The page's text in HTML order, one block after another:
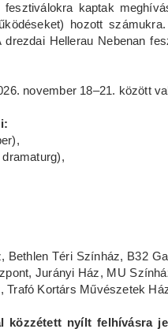
fesztiválokra kaptak
hozott
Hellerau Nebenan
november 18–21. között
Téri Színház, B32
Jurányi Ház, MU
Trafó Kortárs Művészetek
nyílt felhívásra